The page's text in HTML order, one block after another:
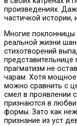
произведениях.
частичкой истории,
Многие поклонницы
реальной жизни
стихотворений
прагматизм не
чарам. Хотя мощное
можно сравнить с
смел в проявлении
признаются в
формы. Зато как
признание из уст